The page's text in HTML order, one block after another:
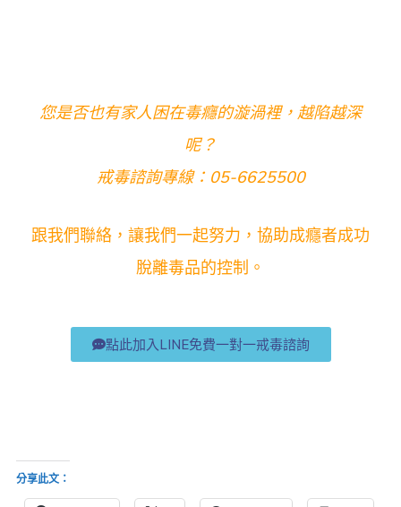
您是否也有家人困在毒癮的漩渦裡，越陷越深
呢？
戒毒諮詢專線：05-6625500
跟我們聯絡，讓我們一起努力，協助成癮者成功
脫離毒品的控制。
點此加入LINE免費一對一戒毒諮詢
分享此文：